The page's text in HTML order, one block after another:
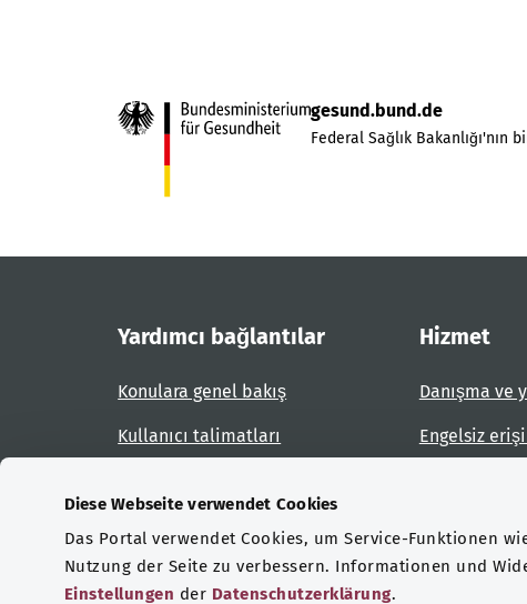
Diese Webseite verwendet Cookies
Das Portal verwendet Cookies, um Service-Funktionen
Nutzung der Seite zu verbessern. Informationen und
Einstellungen der Datenschutzerklärung.
gesund.bund.de
Federal Sağlık Bakanlığı'nın
Yardımcı bağlantılar
Konulara genel bakış
Kullanıcı talimatları
Hizmet
Danışma ve
Engelsiz
Sertifikasyonlar